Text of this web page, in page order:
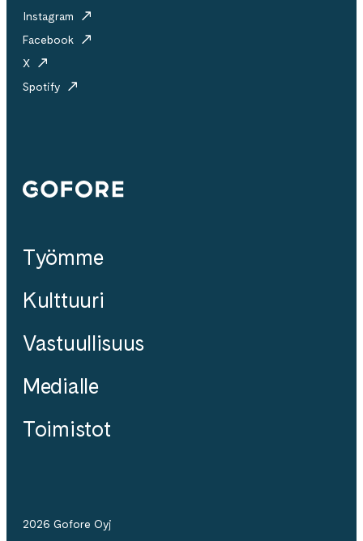
Instagram
Facebook
X
Spotify
Gofore
Työmme
Kulttuuri
Vastuullisuus
Medialle
Toimistot
2026 Gofore Oyj